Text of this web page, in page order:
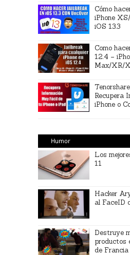
Cómo
iPhone
iOS 13.3
Como
12.4 –
Max/XR/
Recupera
iPhone o
Humor
Los
11
Hacker
al FaceID
Destruye
productos
de Francia